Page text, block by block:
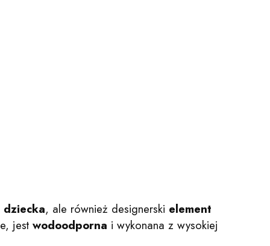
, ale również designerski element
jest wodoodporna i wykonana z wysokiej